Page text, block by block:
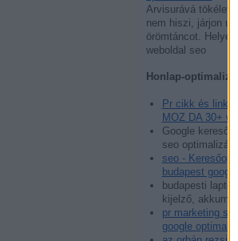
Arvisurává
nem hiszi, járjon
örömtáncot.
weboldal seo
Honlap-
Pr cikk és link
MOZ DA 30+
Google kereső
seo optimalizálás
seo -
budapest google
budapesti
kijelző,
pr marketing
google